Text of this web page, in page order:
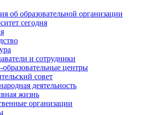
об образовательной организации
сегодня
и сотрудники
центры
совет
деятельность
жизнь
организации